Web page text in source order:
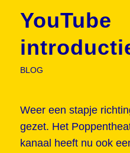
YouTube
BLOG
Weer een stapje
gezet. Het
kanaal heeft nu ook